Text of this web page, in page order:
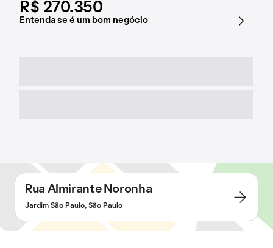
R$ 270.350
Entenda se é um bom negócio
Rua Almirante Noronha
Jardim São Paulo, São Paulo